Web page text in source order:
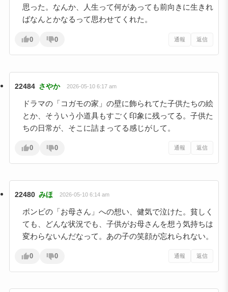
思った。なんか、人生って何があっても前向きに生きれ
ばなんとかなるって思わせてくれた。
0 0 通報 返信
22484 さやか 2026-05-10 6:17 am
ドラマの「コガモの家」の壁に飾られてた子供たちの絵
とか、そういう小道具もすごく印象に残ってる。子供た
ちの日常が、そこに詰まってる感じがして。
0 0 通報 返信
22480 みほ 2026-05-10 6:14 am
ボンビの「お母さん」への想い、健気で泣けた。貧しく
ても、どんな状況でも、子供がお母さんを想う気持ちは
変わらないんだなって。あの子の笑顔が忘れられない。
0 0 通報 返信